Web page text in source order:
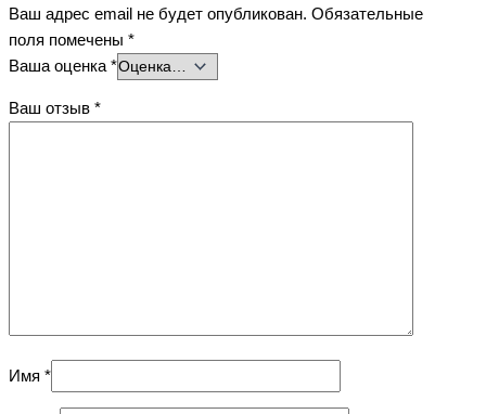
Ваш адрес email не будет опубликован. Обязательные
поля помечены *
Ваша оценка *
Ваш отзыв *
Имя *